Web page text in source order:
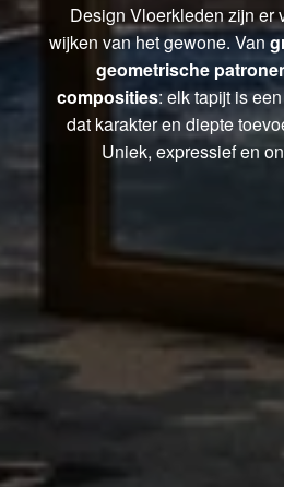
Design Vloerkleden zijn er
wijken van het gewone. Van
geometrische
composities: elk tapijt is
dat karakter en diepte
Uniek, expressief en